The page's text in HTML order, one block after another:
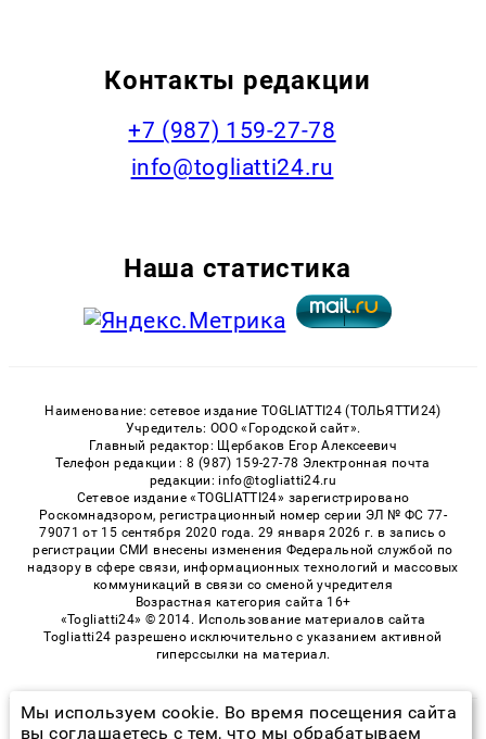
Контакты редакции
+7 (987) 159-27-78
info@togliatti24.ru
Наша статистика
Наименование: сетевое издание TOGLIATTI24 (ТОЛЬЯТТИ24)
Учредитель: ООО «Городской сайт».
Главный редактор: Щербаков Егор Алексеевич
Телефон редакции : 8 (987) 159-27-78 Электронная почта
редакции: info@togliatti24.ru
Сетевое издание «TOGLIATTI24» зарегистрировано
Роскомнадзором, регистрационный номер серии ЭЛ № ФС 77-
79071 от 15 сентября 2020 года. 29 января 2026 г. в запись о
регистрации СМИ внесены изменения Федеральной службой по
надзору в сфере связи, информационных технологий и массовых
коммуникаций в связи со сменой учредителя
Возрастная категория сайта 16+
«Togliatti24» © 2014. Использование материалов сайта
Togliatti24 разрешено исключительно с указанием активной
гиперссылки на материал.
© 2026 «Togliatti24» | Все права защищены
Мы используем cookie. Во время посещения сайта
вы соглашаетесь с тем, что мы обрабатываем